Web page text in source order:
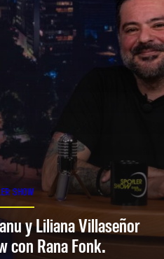
SHOW
y Liliana Villaseñor
con Rana Fonk.